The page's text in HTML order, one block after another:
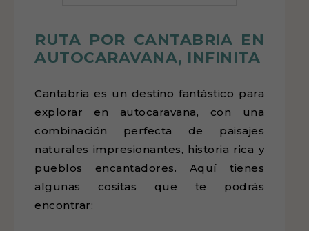
RUTA POR CANTABRIA EN
AUTOCARAVANA, INFINITA
Cantabria es un destino fantástico para
explorar en autocaravana, con una
combinación perfecta de paisajes
naturales impresionantes, historia rica y
pueblos encantadores. Aquí tienes
algunas cositas que te podrás
encontrar: